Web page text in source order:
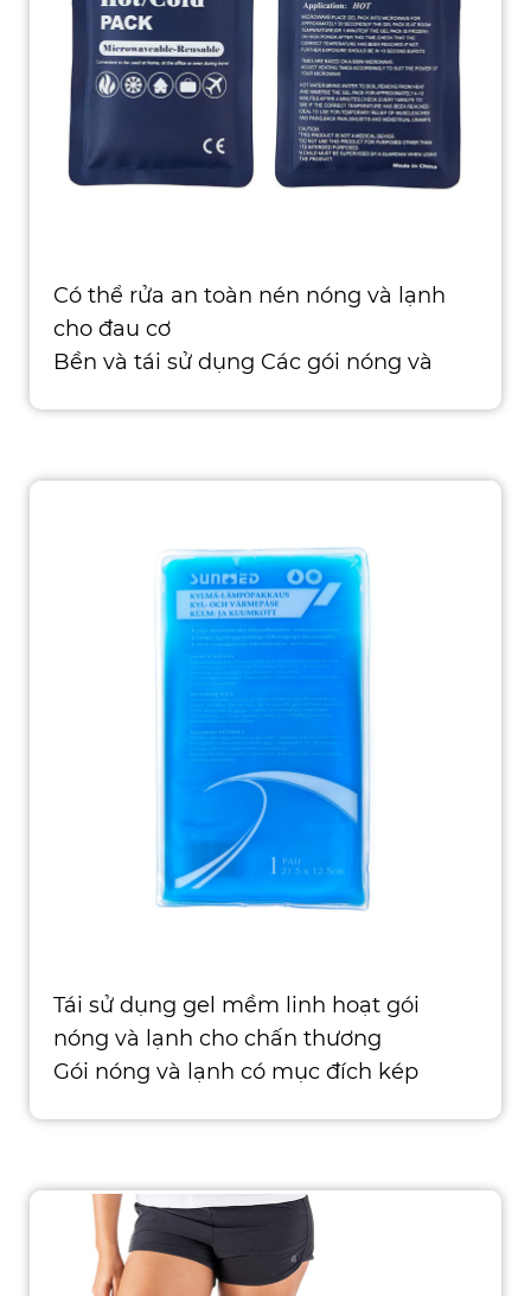
Có thể rửa an toàn nén nóng và lạnh
cho đau cơ
Bền và tái sử dụng Các gói nóng và
Tái sử dụng gel mềm linh hoạt gói
nóng và lạnh cho chấn thương
Gói nóng và lạnh có mục đích kép